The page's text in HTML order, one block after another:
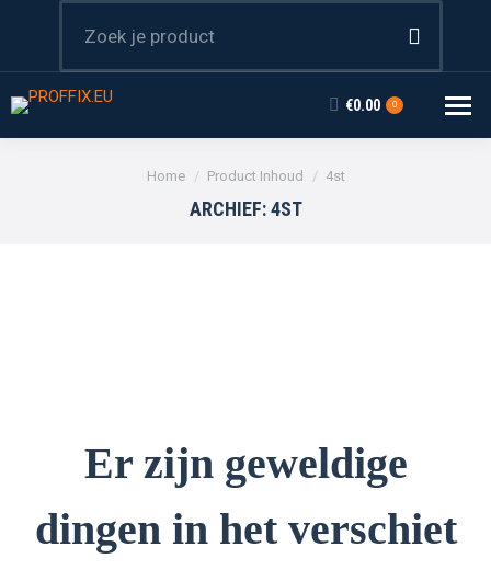
€0.00 0
Je bent hier:
Home Product Inhoud 4st
ARCHIEF:4ST
Er zijn geweldige
dingen in het verschiet